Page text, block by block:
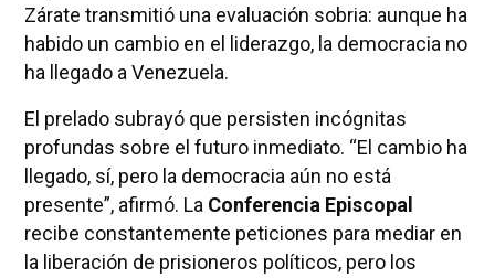
Zárate transmitió una evaluación sobria: aunque ha
habido un cambio en el liderazgo, la democracia no
ha llegado a Venezuela.
El prelado subrayó que persisten incógnitas
profundas sobre el futuro inmediato. “El cambio ha
llegado, sí, pero la democracia aún no está
presente”, afirmó. La Conferencia Episcopal
recibe constantemente peticiones para mediar en
la liberación de prisioneros políticos, pero los